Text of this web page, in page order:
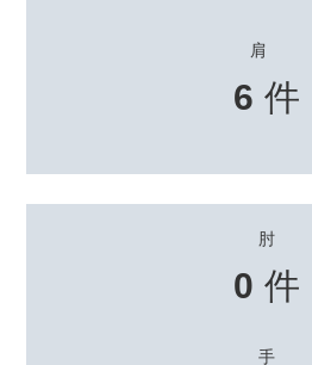
肩
6 件
肘
0 件
手